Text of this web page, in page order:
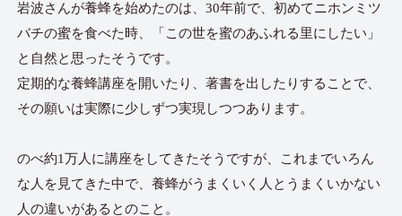
岩波さんが養蜂を始めたのは、30年前で、初めてニホンミツ
バチの蜜を食べた時、「この世を蜜のあふれる里にしたい」
と自然と思ったそうです。
定期的な養蜂講座を開いたり、著書を出したりすることで、
その願いは実際に少しずつ実現しつつあります。
のべ約1万人に講座をしてきたそうですが、これまでいろん
な人を見てきた中で、養蜂がうまくいく人とうまくいかない
人の違いがあるとのこと。